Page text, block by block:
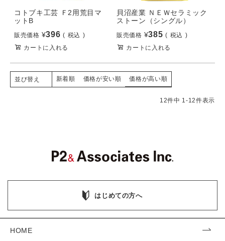
コトブキ工芸 Ｆ2用荒目マ
ットB
販売価格 ¥396
税込
カートに入れる
貝沼産業 ＮＥＷセラミック
ストーン（シングル）
販売価格 ¥385
税込
カートに入れる
並び替え 新着順 価格が安い順 価格が高い順
12件中 1-12件表示
はじめての方へ
HOME